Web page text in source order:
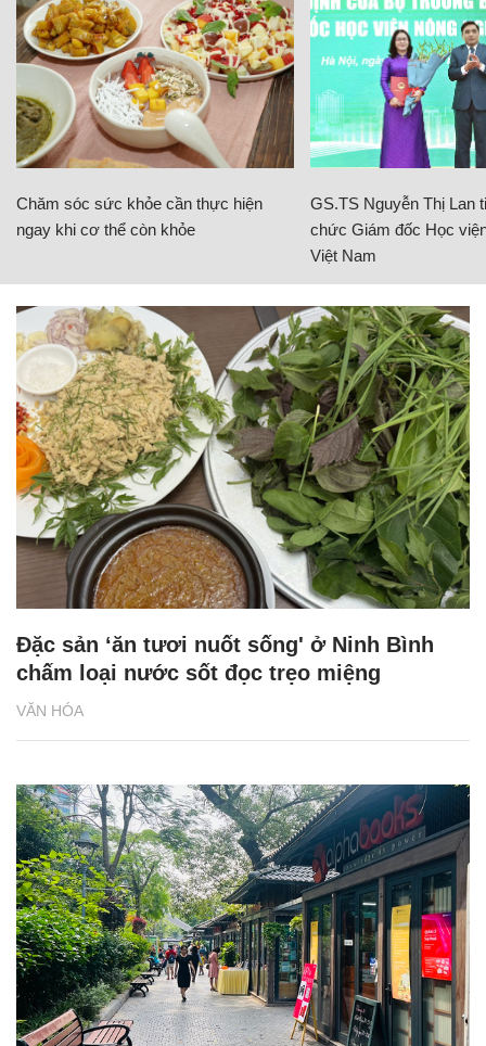
Chăm sóc sức khỏe cần thực hiện
ngay khi cơ thể còn khỏe
GS.TS Nguyễn Thị Lan
chức Giám đốc Học
Việt Nam
VĂN HÓA
Đặc sản ‘ăn tươi nuốt sống' ở Ninh Bình
chấm loại nước sốt đọc trẹo miệng